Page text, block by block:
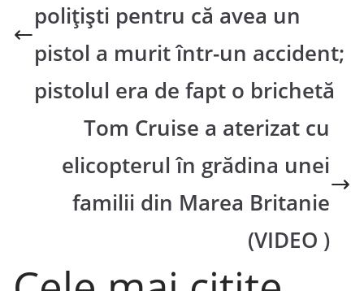
poliţişti pentru că avea un
pistol a murit într-un accident;
pistolul era de fapt o brichetă
Tom Cruise a aterizat cu
elicopterul în grădina unei
familii din Marea Britanie
(VIDEO )